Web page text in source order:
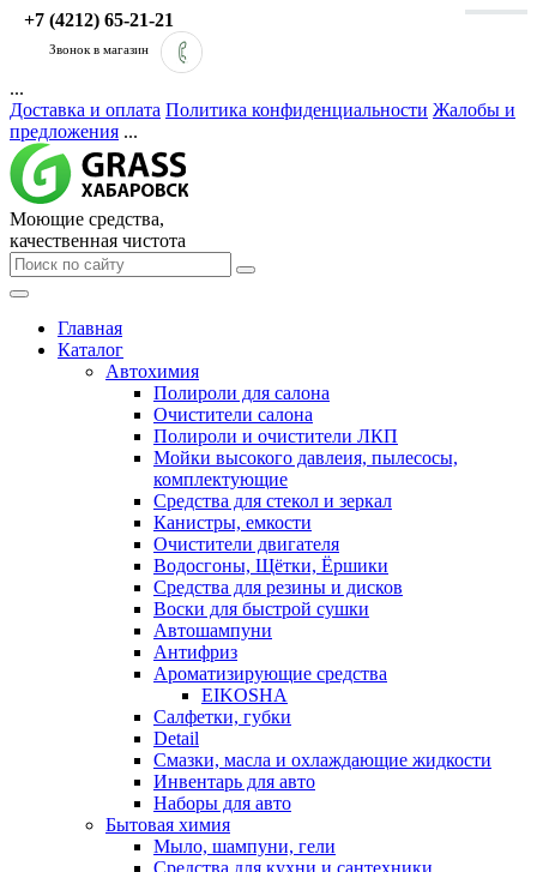
+7 (4212) 65-21-21
Звонок в магазин
...
Доставка и оплата Политика конфиденциальности Жалобы и
предложения ...
Моющие средства,
качественная чистота
Главная
Каталог
Автохимия
Полироли для салона
Очистители салона
Полироли и очистители ЛКП
Мойки высокого давлеия, пылесосы,
комплектующие
Средства для стекол и зеркал
Канистры, емкости
Очистители двигателя
Водосгоны, Щётки, Ёршики
Средства для резины и дисков
Воски для быстрой сушки
Автошампуни
Антифриз
Ароматизирующие средства
EIKOSHA
Салфетки, губки
Detail
Смазки, масла и охлаждающие жидкости
Инвентарь для авто
Наборы для авто
Бытовая химия
Мыло, шампуни, гели
Средства для кухни и сантехники